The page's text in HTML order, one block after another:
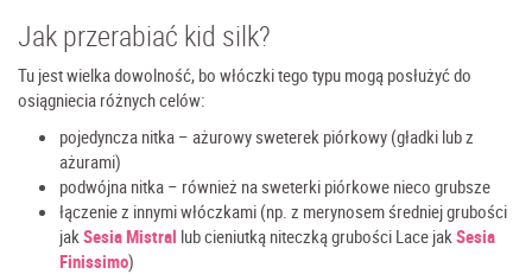
Jak przerabiać kid silk?
Tu jest wielka dowolność, bo włóczki tego typu mogą posłużyć do
osiągniecia różnych celów:
pojedyncza nitka – ażurowy sweterek piórkowy (gładki lub z
ażurami)
podwójna nitka – również na sweterki piórkowe nieco grubsze
łączenie z innymi włóczkami (np. z merynosem średniej grubości
jakSesia Mistral lub cieniutką niteczką grubości Lace jakSesia
Finissimo)